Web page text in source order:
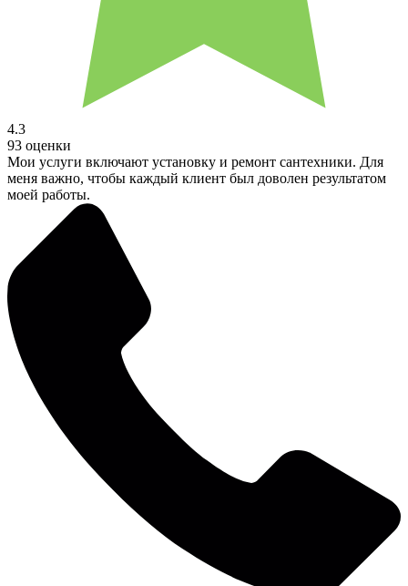
4.3
93 оценки
Мои услуги включают установку и ремонт сантехники. Для
меня важно, чтобы каждый клиент был доволен результатом
моей работы.